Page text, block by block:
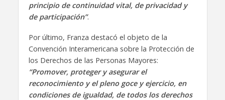
principio de continuidad vital, de privacidad y
de participación”.
Por último, Franza destacó el objeto de la
Convención Interamericana sobre la Protección de
los Derechos de las Personas Mayores:
“Promover, proteger y asegurar el
reconocimiento y el pleno goce y ejercicio, en
condiciones de igualdad, de todos los derechos